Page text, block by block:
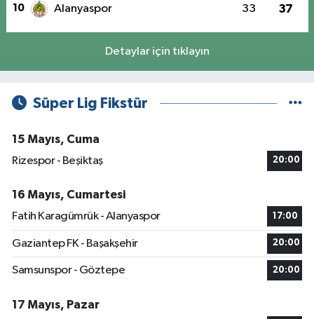
10 Alanyaspor 33 37
Detaylar için tıklayın
Süper Lig Fikstür
15 Mayıs, Cuma
Rizespor - Beşiktaş
20:00
16 Mayıs, Cumartesi
Fatih Karagümrük - Alanyaspor
17:00
Gaziantep FK - Başakşehir 20:00
Samsunspor - Göztepe 20:00
17 Mayıs, Pazar